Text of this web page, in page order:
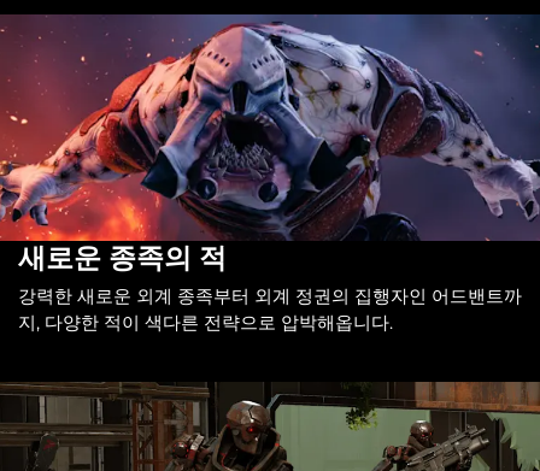
새로운 종족의 적
강력한 새로운 외계 종족부터 외계 정권의 집행자인 어드밴트까
지, 다양한 적이 색다른 전략으로 압박해옵니다.